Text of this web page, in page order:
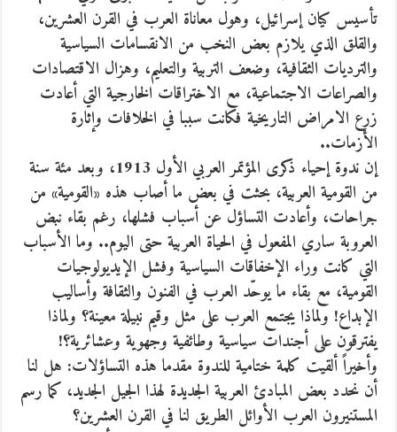
تأسيس كيان إسرائيل، وهول معاناة العرب في القرن العشرين،
والقلق الذي يلازم بعض النخب من الانقسامات السياسية
والترديات الثقافية، وضعف التربية والتعليم، وهزال الاقتصادات
والصراعات الاجتماعية، مع الاختراقات الخارجية التي أعادت
زرع الامراض التاريخية فكانت سببا في الخلافات وإثارة
الأزمات..
إن ندوة إحياء ذكرى المؤتمر العربي الأول 1913، وبعد مئة سنة
من القومية العربية، بحثت في بعض ما أصاب هذه «القومية» من
جراحات، وأعادت التساؤل عن أسباب فشلها، رغم بقاء نبض
العروبة ساري المفعول في الحياة العربية حتى اليوم.. وما الأسباب
التي كانت وراء الإخفاقات السياسية وفشل الإيديولوجيات
القومية، مع بقاء ما يوحّد العرب في الفنون والثقافة وأساليب
الإبداع! ولماذا يجتمع العرب على مثل وقيم نبيلة معينة؟ ولماذا
يفترقون على أجندات سياسية وطائفية وجهوية وعشائرية؟!
وأخيراً ألقيت كلمة ختامية للندوة مقدما هذه التساؤلات: هل لنا
أن نحدد بعض المبادئ العربية الجديدة لهذا الجيل الجديد، كما رسم
المستنيرون العرب الأوائل الطريق لنا في القرن العشرين؟